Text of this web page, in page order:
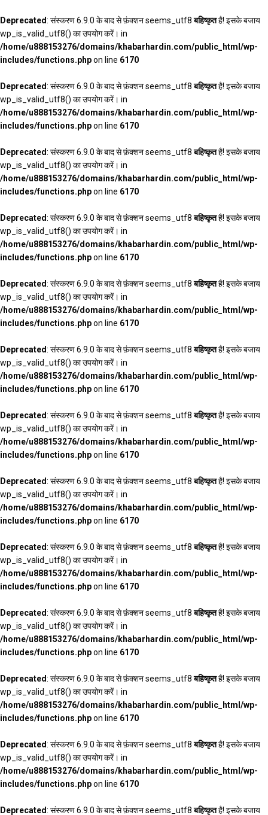
Deprecated: संस्करण 6.9.0 के बाद से फ़ंक्शन seems_utf8बहिष्कृतहै! इसके बजाय
wp_is_valid_utf8() का उपयोग करें। in
/home/u888153276/domains/khabarhardin.com/public_html/wp-
includes/functions.phpon line 6170
Deprecated: संस्करण 6.9.0 के बाद से फ़ंक्शन seems_utf8बहिष्कृतहै! इसके बजाय
wp_is_valid_utf8() का उपयोग करें। in
/home/u888153276/domains/khabarhardin.com/public_html/wp-
includes/functions.phpon line 6170
Deprecated: संस्करण 6.9.0 के बाद से फ़ंक्शन seems_utf8बहिष्कृतहै! इसके बजाय
wp_is_valid_utf8() का उपयोग करें। in
/home/u888153276/domains/khabarhardin.com/public_html/wp-
includes/functions.phpon line 6170
Deprecated: संस्करण 6.9.0 के बाद से फ़ंक्शन seems_utf8बहिष्कृतहै! इसके बजाय
wp_is_valid_utf8() का उपयोग करें। in
/home/u888153276/domains/khabarhardin.com/public_html/wp-
includes/functions.phpon line 6170
Deprecated: संस्करण 6.9.0 के बाद से फ़ंक्शन seems_utf8बहिष्कृतहै! इसके बजाय
wp_is_valid_utf8() का उपयोग करें। in
/home/u888153276/domains/khabarhardin.com/public_html/wp-
includes/functions.phpon line 6170
Deprecated: संस्करण 6.9.0 के बाद से फ़ंक्शन seems_utf8बहिष्कृतहै! इसके बजाय
wp_is_valid_utf8() का उपयोग करें। in
/home/u888153276/domains/khabarhardin.com/public_html/wp-
includes/functions.phpon line 6170
Deprecated: संस्करण 6.9.0 के बाद से फ़ंक्शन seems_utf8बहिष्कृतहै! इसके बजाय
wp_is_valid_utf8() का उपयोग करें। in
/home/u888153276/domains/khabarhardin.com/public_html/wp-
includes/functions.phpon line 6170
Deprecated: संस्करण 6.9.0 के बाद से फ़ंक्शन seems_utf8बहिष्कृतहै! इसके बजाय
wp_is_valid_utf8() का उपयोग करें। in
/home/u888153276/domains/khabarhardin.com/public_html/wp-
includes/functions.phpon line 6170
Deprecated: संस्करण 6.9.0 के बाद से फ़ंक्शन seems_utf8बहिष्कृतहै! इसके बजाय
wp_is_valid_utf8() का उपयोग करें। in
/home/u888153276/domains/khabarhardin.com/public_html/wp-
includes/functions.phpon line 6170
Deprecated: संस्करण 6.9.0 के बाद से फ़ंक्शन seems_utf8बहिष्कृतहै! इसके बजाय
wp_is_valid_utf8() का उपयोग करें। in
/home/u888153276/domains/khabarhardin.com/public_html/wp-
includes/functions.phpon line 6170
Deprecated: संस्करण 6.9.0 के बाद से फ़ंक्शन seems_utf8बहिष्कृतहै! इसके बजाय
wp_is_valid_utf8() का उपयोग करें। in
/home/u888153276/domains/khabarhardin.com/public_html/wp-
includes/functions.phpon line 6170
Deprecated: संस्करण 6.9.0 के बाद से फ़ंक्शन seems_utf8बहिष्कृतहै! इसके बजाय
wp_is_valid_utf8() का उपयोग करें। in
/home/u888153276/domains/khabarhardin.com/public_html/wp-
includes/functions.phpon line 6170
Deprecated: संस्करण 6.9.0 के बाद से फ़ंक्शन seems_utf8बहिष्कृतहै! इसके बजाय